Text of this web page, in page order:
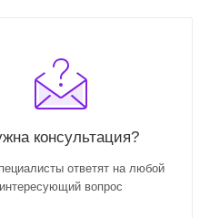
консультация?
ответят на любой
интересующий вопрос